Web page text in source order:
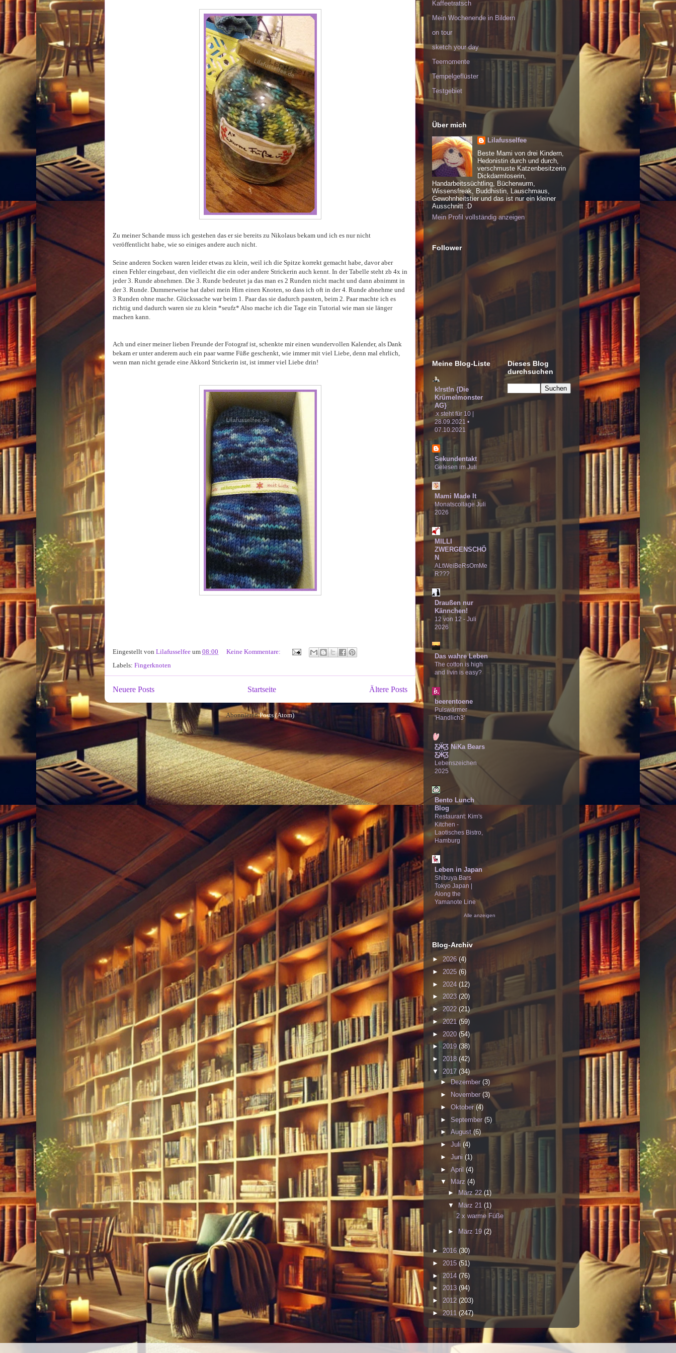
Zu meiner Schande muss ich gestehen das er sie bereits zu Nikolaus bekam und ich es nur nicht
veröffentlicht habe, wie so einiges andere auch nicht.
Seine anderen Socken waren leider etwas zu klein, weil ich die Spitze korrekt gemacht habe, davor aber
einen Fehler eingebaut, den vielleicht die ein oder andere Strickerin auch kennt. In der Tabelle steht zb 4x in
jeder 3. Runde abnehmen. Die 3. Runde bedeutet ja das man es 2 Runden nicht macht und dann abnimmt in
der 3. Runde. Dummerweise hat dabei mein Hirn einen Knoten, so dass ich oft in der 4. Runde abnehme und
3 Runden ohne mache. Glückssache war beim 1. Paar das sie dadurch passten, beim 2. Paar machte ich es
richtig und dadurch waren sie zu klein *seufz* Also mache ich die Tage ein Tutorial wie man sie länger
machen kann.
Ach und einer meiner lieben Freunde der Fotograf ist, schenkte mir einen wundervollen Kalender, als Dank
bekam er unter anderem auch ein paar warme Füße geschenkt, wie immer mit viel Liebe, denn mal ehrlich,
wenn man nicht gerade eine Akkord Strickerin ist, ist immer viel Liebe drin!
Eingestellt von Lilafusselfee um 08:00
Keine Kommentare:
Labels: Fingerknoten
Neuere Posts Ältere Posts
Startseite
AbonnierenPosts (Atom)
Kaffeetratsch
Mein Wochenende in Bildern
on tour
sketch your day
Teemomente
Tempelgeflüster
Testgebiet
Über mich
Lilafusselfee
Beste Mami von drei Kindern,
Hedonistin durch und durch,
verschmuste Katzenbesitzerin
Dickdarmloserin,
Handarbeitssüchtling, Bücherwurm,
Wissensfreak, Buddhistin, Lauschmaus,
Gewohnheitstier und das ist nur ein kleiner
Ausschnitt :D
Mein Profil vollständig anzeigen
Follower
Meine Blog-Liste
k!rst!n {Die
Krümelmonster
AG}
.x steht für 10 |
28.09.2021 •
07.10.2021
Sekundentakt
Gelesen im Juli
Mami Made It
Monatscollage Juli
2026
MILLI
ZWERGENSCHÖ
N
ALtWeiBeRsOmMe
R???
Draußen nur
Kännchen!
12 von 12 - Juli
2026
Das wahre Leben
The cotton is high
and livin is easy?
beerentoene
Pulswärmer
'Handlich3'
Ƹ̵̡Ӝ̵̨̄Ʒ NiKa Bears
Ƹ̵̡Ӝ̵̨̄Ʒ
Lebenszeichen
2025
Bento Lunch
Blog
Restaurant: Kim's
Kitchen -
Laotisches Bistro,
Hamburg
Leben in Japan
Shibuya Bars
Tokyo Japan |
Along the
Yamanote Line
Alle anzeigen
Dieses Blog
durchsuchen
Blog-Archiv
► 2026(4)
► 2025 (6)
► 2024 (12)
► 2023 (20)
► 2022 (21)
► 2021(59)
► 2020 (54)
► 2019 (38)
► 2018 (42)
▼ 2017 (34)
►Dezember (3)
►
November (3)
► Oktober (4)
► September (5)
► August(6)
► Juli (4)
► Juni (1)
► April (4)
▼
März (4)
►März 22(1)
▼ März 21(1)
2 x warme Füße
► März 19(2)
► 2016 (30)
► 2015 (51)
► 2014 (76)
► 2013 (94)
► 2012 (203)
►2011(247)